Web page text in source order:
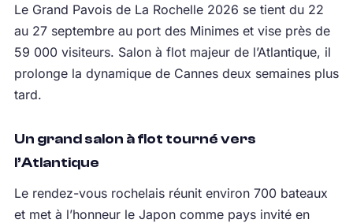
Le Grand Pavois de La Rochelle 2026 se tient du 22
au 27 septembre au port des Minimes et vise près de
59 000 visiteurs. Salon à flot majeur de l’Atlantique, il
prolonge la dynamique de Cannes deux semaines plus
tard.
Un grand salon à flot tourné vers
l’Atlantique
Le rendez-vous rochelais réunit environ 700 bateaux
et met à l’honneur le Japon comme pays invité en